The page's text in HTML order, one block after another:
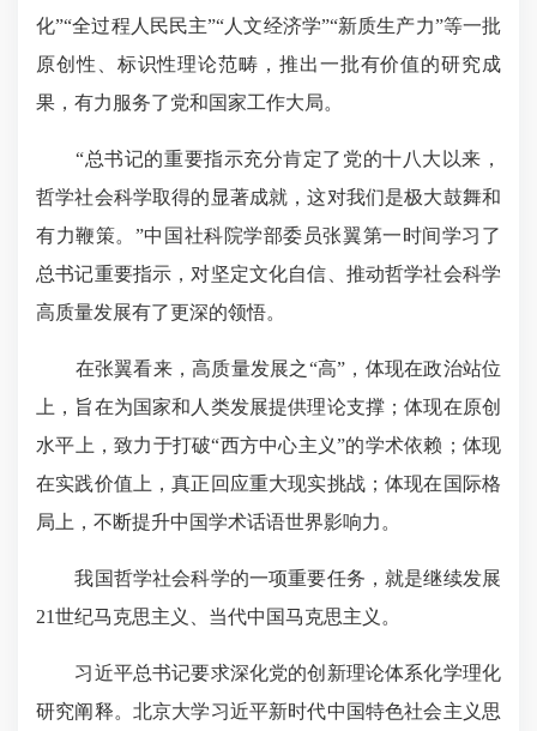
化”“全过程人民民主”“人文经济学”“新质生产力”等一批
原创性、 标识性理论范畴，推出一批有价值的研究成
果，有力服务了党和国家工作大局。
“总书记的重要指示充分肯定了党的十八大以来，
哲学社会科学取得的显著成就，这对我们是极大鼓舞和
有力鞭策。”中国社科院学部委员张翼第一时间学习了
总书记重要指示，对坚定文化自信、推动哲学社会科学
高质量发展有了更深的领悟。
在张翼看来，高质量发展之“高”，体现在政治站位
上，旨在为国家和人类发展提供理论支撑；体现在原创
水平上，致力于打破“西方中心主义”的学术依赖；体现
在实践价值上，真正回应重大现实挑战；体现在国际格
局上，不断提升中国学术话语世界影响力。
我国哲学社会科学的一项重要任务，就是继续发展
21世纪马克思主义、当代中国马克思主义。
习近平总书记要求深化党的创新理论体系化学理化
研究阐释。北京大学习近平新时代中国特色社会主义思